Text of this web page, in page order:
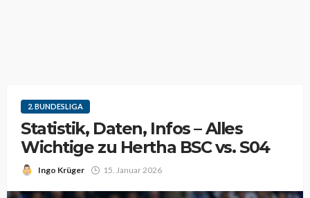
2. BUNDESLIGA
Statistik, Daten, Infos – Alles
Wichtige zu Hertha BSC vs. S04
Ingo Krüger 15. Januar 2026